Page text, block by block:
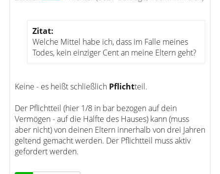
Zitat:
Welche Mittel habe ich, dass im Falle meines
Todes, kein einziger Cent an meine Eltern geht?
Keine - es heißt schließlich Pflichtteil.
Der Pflichtteil (hier 1/8 in bar bezogen auf dein
Vermögen - auf die Hälfte des Hauses) kann (muss
aber nicht) von deinen Eltern innerhalb von drei Jahren
geltend gemacht werden. Der Pflichtteil muss aktiv
gefordert werden.